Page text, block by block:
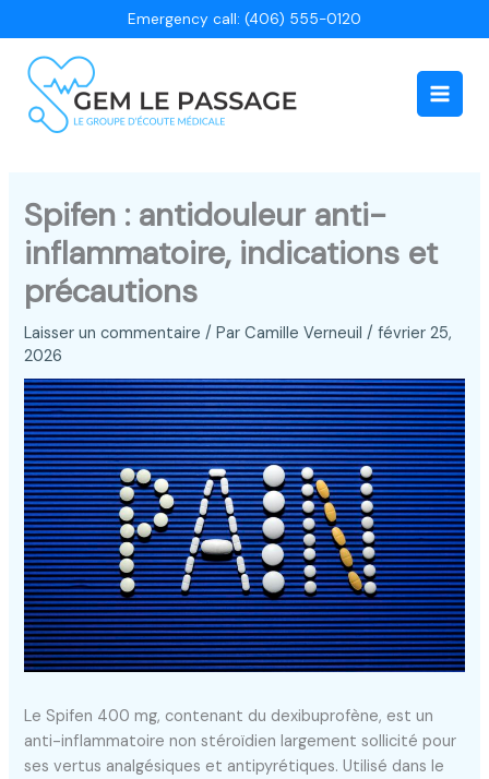
au
contenu
Emergency call: (406) 555-0120
Main
Spifen : antidouleur anti-
inflammatoire, indications et
précautions
Laisser un commentaire / ParCamille Verneuil/février 25,
2026
Le Spifen 400 mg, contenant du dexibuprofène, est un
anti-inflammatoire non stéroïdien largement sollicité pour
ses vertus analgésiques et antipyrétiques. Utilisé dans le